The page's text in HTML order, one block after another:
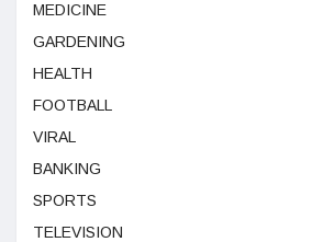
MEDICINE
GARDENING
HEALTH
FOOTBALL
VIRAL
BANKING
SPORTS
TELEVISION